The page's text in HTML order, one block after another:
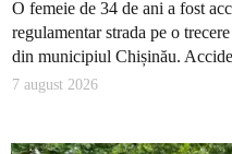
O femeie de 34 de ani a fost
regulamentar strada pe o
din municipiul Chișinău.
7 august 2026